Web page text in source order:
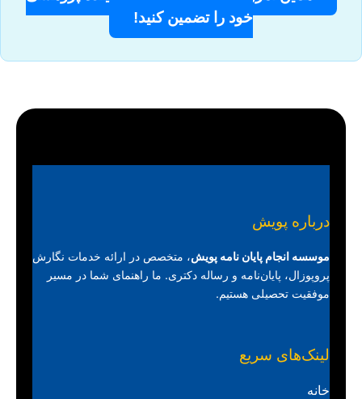
خود را تضمین کنید!
درباره پویش
موسسه انجام پایان نامه پویش، متخصص در ارائه خدمات نگارش
پروپوزال، پایان‌نامه و رساله دکتری. ما راهنمای شما در مسیر
موفقیت تحصیلی هستیم.
لینک‌های سریع
خانه